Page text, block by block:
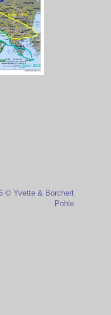
© Yvette & Borchert
Pohle